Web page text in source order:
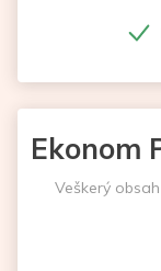
Ekonom
Veškerý